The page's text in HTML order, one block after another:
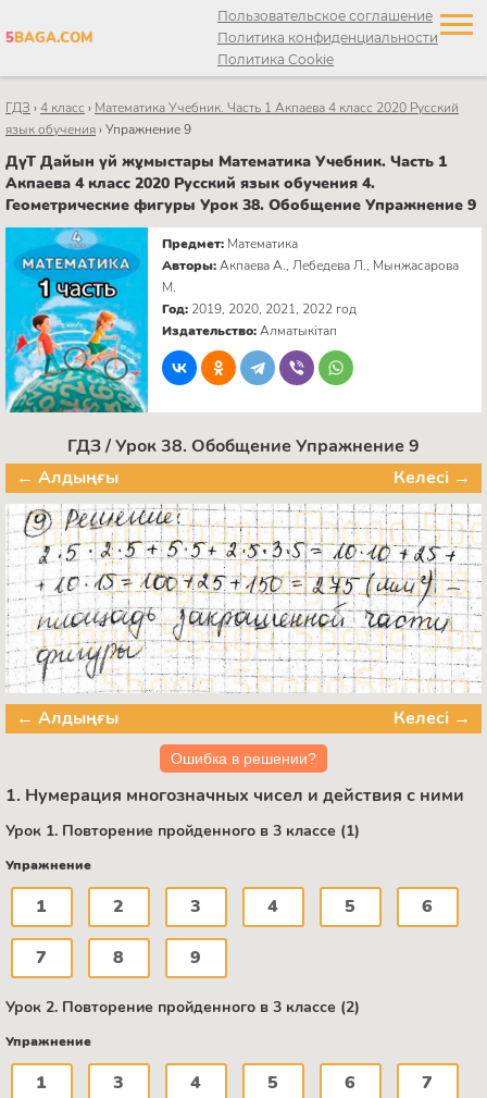
5BAGA.COM
Пользовательское соглашение
Политика конфиденциальности
Политика Cookie
ГДЗ ›4 класс › Математика Учебник. Часть 1 Акпаева 4 класс 2020 Русский
язык обучения›Упражнение 9
ДүТ Дайын үй жұмыстары Математика Учебник. Часть 1
Акпаева 4 класс 2020 Русский язык обучения 4.
Геометрические фигуры Урок 38. Обобщение Упражнение 9
Предмет: Математика
Авторы:Акпаева А., Лебедева Л., Мынжасарова
М.
Год: 2019, 2020, 2021, 2022 год
Издательство:Алматыкітап
ГДЗ / Урок 38. Обобщение Упражнение 9
← Алдыңғы
Келесі →
← Алдыңғы Келесі →
Ошибка в решении?
1. Нумерация многозначных чисел и действия с ними
Урок 1. Повторение пройденного в 3 классе (1)
Упражнение
1 2 3 4 5 6
7 8 9
Урок 2. Повторение пройденного в 3 классе (2)
Упражнение
1 3 4 5 6 7